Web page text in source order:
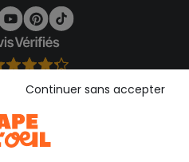
de confiance
application
Continuer sans accepter